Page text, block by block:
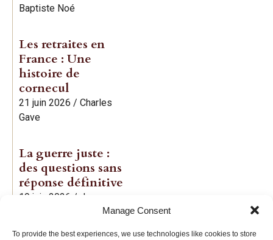
Manage Consent
To provide the best experiences, we use technologies like cookies to store
Baptiste Noé
Les retraites en
France : Une
histoire de
cornecul
21 juin 2026 / Charles
Gave
La guerre juste :
des questions sans
réponse définitive
19 juin 2026 / Jean-